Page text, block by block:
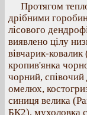
Протягом
дрібними
лісового
виявлено цілу
вівчарик-
кропив'янка
чорний,
омелюх,
синиця велика
БК2), мухоловка